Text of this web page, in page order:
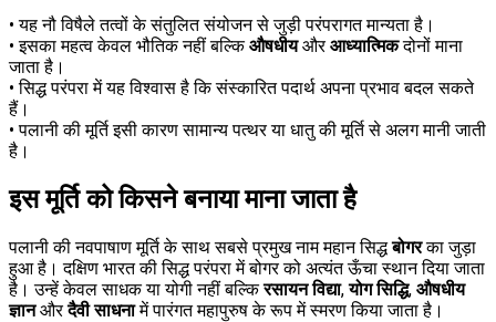
• यह नौ विषैले तत्वों के संतुलित संयोजन से जुड़ी परंपरागत मान्यता है।
• इसका महत्व केवल भौतिक नहीं बल्किऔषधीयऔरआध्यात्मिकदोनों माना
जाता है।
• सिद्ध परंपरा में यह विश्वास है कि संस्कारित पदार्थ अपना प्रभाव बदल सकते
हैं।
• पलानी की मूर्ति इसी कारण सामान्य पत्थर या धातु की मूर्ति से अलग मानी जाती
है।
इस मूर्ति को किसने बनाया माना जाता है
पलानी की नवपाषाण मूर्ति के साथ सबसे प्रमुख नाम महान सिद्धबोगरका जुड़ा
हुआ है। दक्षिण भारत की सिद्ध परंपरा में बोगर को अत्यंत ऊँचा स्थान दिया जाता
है। उन्हें केवल साधक या योगी नहीं बल्किरसायन विद्या,योग सिद्धि, औषधीय
ज्ञानऔरदैवी साधनामें पारंगत महापुरुष के रूप में स्मरण किया जाता है।